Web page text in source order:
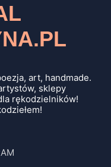
art, handmade.
sklepy
rękodzielników!